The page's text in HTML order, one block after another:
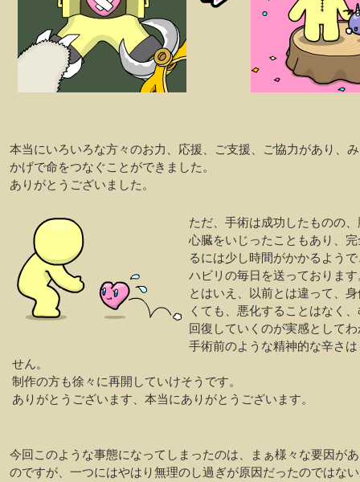
本当にいろいろな方々のお力、応援、ご支援、ご協力があり、
かげで命をつなぐことができました。
ありがとうございました。
ただ、手術は成功したものの
心臓をいじったこともあり、
るには少し時間がかかるよう
ハビリの毎日を送っております
とはいえ、以前とは違って、
くても、悪化することはなく
回復していくのが実感として
手術前のような精神的な辛さ
せん。
制作の方も徐々に再開していけそうです。
ありがとうございます、本当にありがとうございます。
今回このような事態になってしまったのは、まぁ様々な要因が
のですが、一つにはやはり無理のし過ぎが原因だったのではな